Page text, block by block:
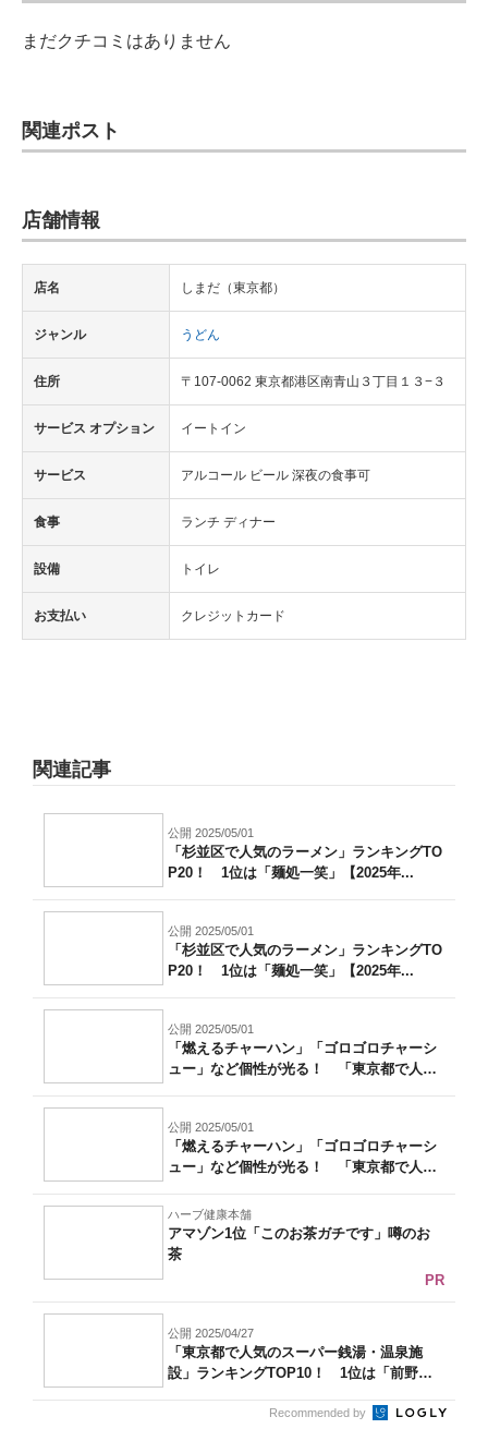
ちょっと気になるネットの話題
まだクチコミはありません
関連ポスト
店舗情報
店名 しまだ（東京都）
ジャンル うどん
住所 〒107-0062 東京都港区南青山３丁目１３−３
サービス オプション イートイン
サービス アルコール ビール 深夜の食事可
食事 ランチ ディナー
設備 トイレ
お支払い クレジットカード
関連記事
公開 2025/05/01
「杉並区で人気のラーメン」ランキングTO
P20！ 1位は「麺処一笑」【2025年...
公開 2025/05/01
「杉並区で人気のラーメン」ランキングTO
P20！ 1位は「麺処一笑」【2025年...
公開 2025/05/01
「燃えるチャーハン」「ゴロゴロチャーシ
ュー」など個性が光る！ 「東京都で人気
公開 2025/05/01
「燃えるチャーハン」「ゴロゴロチャーシ
ュー」など個性が光る！ 「東京都で人気
ハーブ健康本舗
アマゾン1位「このお茶ガチです」噂のお
茶
PR
公開 2025/04/27
「東京都で人気のスーパー銭湯・温泉施
設」ランキングTOP10！ 1位は「前野原
Recommended by